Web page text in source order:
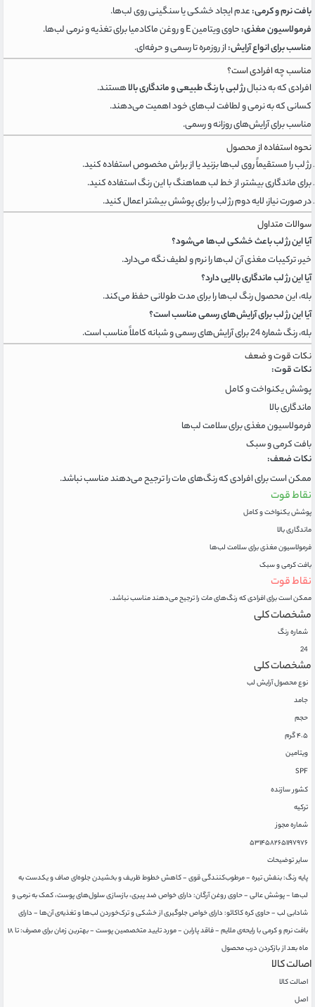
بافت نرم و کرمی:عدم ایجاد خشکی یا سنگینی روی لب‌ها.
فرمولاسیون مغذی:حاوی ویتامین E و روغن ماکادمیا برای تغذیه و نرمی لب‌ها.
مناسب برای انواع آرایش:از روزمره تا رسمی و حرفه‌ای.
مناسب چه افرادی است؟
افرادی که به دنبالرژ لبی با رنگ طبیعی و ماندگاری بالاهستند.
کسانی که به نرمی و لطافت لب‌های خود اهمیت می‌دهند.
مناسب برای آرایش‌های روزانه و رسمی.
نحوه استفاده از محصول
رژ لب را مستقیماً روی لب‌ها بزنید یا از براش مخصوص استفاده کنید.
برای ماندگاری بیشتر، از خط لب هماهنگ با این رنگ استفاده کنید.
در صورت نیاز، لایه دوم رژ لب را برای پوشش بیشتر اعمال کنید.
سوالات متداول
آیا این رژ لب باعث خشکی لب‌ها می‌شود؟
خیر، ترکیبات مغذی آن لب‌ها را نرم و لطیف نگه می‌دارد.
آیا این رژ لب ماندگاری بالایی دارد؟
بله، این محصول رنگ لب‌ها را برای مدت طولانی حفظ می‌کند.
آیا این رژ لب برای آرایش‌های رسمی مناسب است؟
بله، رنگ شماره 24 برای آرایش‌های رسمی و شبانه کاملاً مناسب است.
نکات قوت و ضعف
نکات قوت:
پوشش یکنواخت و کامل
ماندگاری بالا
فرمولاسیون مغذی برای سلامت لب‌ها
بافت کرمی و سبک
نکات ضعف:
ممکن است برای افرادی که رنگ‌های مات را ترجیح می‌دهند مناسب نباشد.
نقاط قوت
پوشش یکنواخت و کامل
ماندگاری بالا
فرمولاسیون مغذی برای سلامت لب‌ها
بافت کرمی و سبک
نقاط قوت
ممکن است برای افرادی که رنگ‌های مات را ترجیح می‌دهند مناسب نباشد.
مشخصات کلی
شماره رنگ
24
مشخصات کلی
نوع محصول آرایش لب
جامد
حجم
۴.۵ گرم
ویتامین
SPF
کشور سازنده
ترکیه
شماره مجوز
۵۳۱۴۵۸۲۶۵۱۱۹۷۹۷۶
سایر توضیحات
پایه رنگ: بنفش تیره - مرطوب‌کنندگی قوی - کاهش خطوط ظریف و بخشیدن جلوه‌ای صاف و یکدست به
لب‌ها - پوشش عالی - حاوی روغن آرگان: دارای خواص ضد پیری، بازسازی سلول‌های پوست، کمک به نرمی و
شادابی لب - حاوی کره کاکائو: دارای خواص جلوگیری از خشکی و ترک‌خوردن لب‌ها و تغذیه‌ی آن‌ها - دارای
بافت نرم و کرمی با رایحه‌ی ملایم - فاقد پارابن - مورد تایید متخصصین پوست - بهترین زمان برای مصرف: تا ۱۸
ماه بعد از بازکردن درب محصول
اصالت کالا
اصالت کالا
اصل